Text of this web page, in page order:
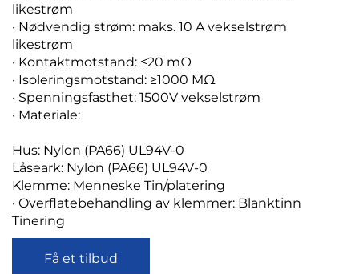
likestrøm
· Nødvendig strøm: maks. 10 A vekselstrøm
likestrøm
· Kontaktmotstand: ≤20 mΩ
· Isoleringsmotstand: ≥1000 MΩ
· Spenningsfasthet: 1500V vekselstrøm
· Materiale:
Hus: Nylon (PA66) UL94V-0
Låseark: Nylon (PA66) UL94V-0
Klemme: Menneske Tin/platering
· Overflatebehandling av klemmer: Blanktinn
Tinering
Få et tilbud